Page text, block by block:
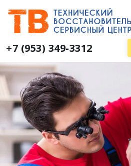
+7 (953) 349-3312